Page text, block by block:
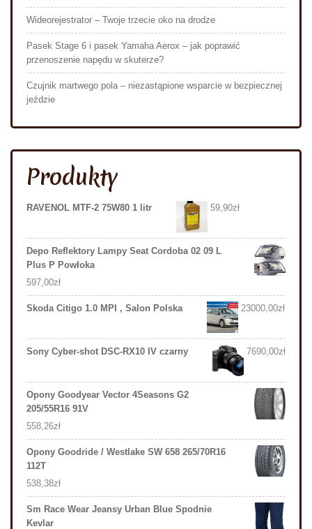
Wideorejestrator – Twoje trzecie oko na drodze
Pasek Stage 6 i pasek Yamaha Aerox – jak poprawić
przenoszenie napędu w skuterze?
Czujnik martwego pola – niezastąpione wsparcie w bezpiecznej
jeździe
Produkty
RAVENOL MTF-2 75W80 1 litr 59,90zł
Depo Reflektory Lampy Seat Cordoba 02 09 L
Plus P Powłoka
597,00zł
Skoda Citigo 1.0 MPI , Salon Polska 23000,00zł
Sony Cyber-shot DSC-RX10 IV czarny 7690,00zł
Opony Goodyear Vector 4Seasons G2
205/55R16 91V
558,26zł
Opony Goodride / Westlake SW 658 265/70R16
112T
538,38zł
Sm Race Wear Jeansy Urban Blue Spodnie
Kevlar